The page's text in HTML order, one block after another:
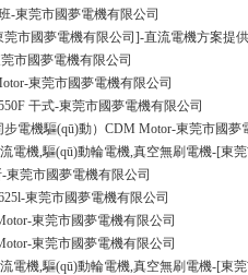
-東莞市國夢電機有限公司
莞市國夢電機有限公司]-直流電機方案提
市國夢電機有限公司
東莞市國夢電機有限公司
干式-東莞市國夢電機有限公司
步電機驅(qū)動）CDM Motor-東莞市國夢
電機,驅(qū)動輪電機,真空無刷電機-[東
東莞市國夢電機有限公司
東莞市國夢電機有限公司
東莞市國夢電機有限公司
東莞市國夢電機有限公司
電機,驅(qū)動輪電機,真空無刷電機-[東